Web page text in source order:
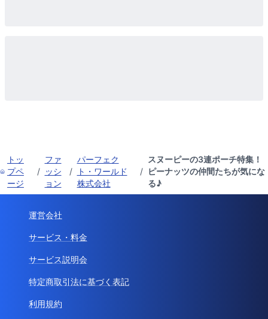
トッ
プペ
ージ
/
ファ
ッシ
ョン
/
パーフェク
ト・ワールド
株式会社
/
スヌーピーの3連ポーチ特集！
ピーナッツの仲間たちが気にな
る♪
運営会社
サービス・料金
サービス説明会
特定商取引法に基づく表記
利用規約